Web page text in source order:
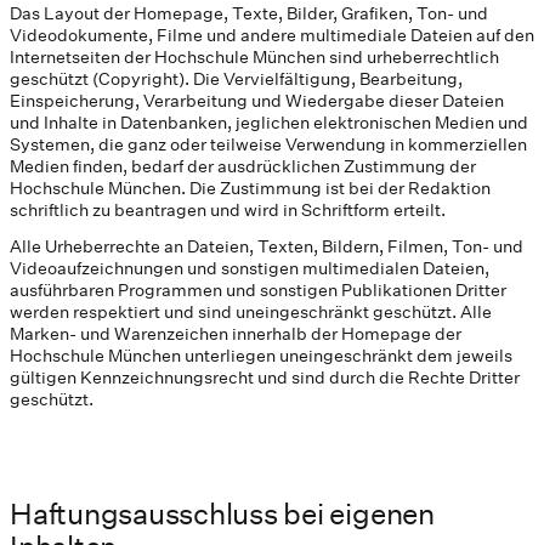
Das Layout der Homepage, Texte, Bilder, Grafiken, Ton- und
Videodokumente, Filme und andere multimediale Dateien auf den
Internetseiten der Hochschule München sind urheberrechtlich
geschützt (Copyright). Die Vervielfältigung, Bearbeitung,
Einspeicherung, Verarbeitung und Wiedergabe dieser Dateien
und Inhalte in Datenbanken, jeglichen elektronischen Medien und
Systemen, die ganz oder teilweise Verwendung in kommerziellen
Medien finden, bedarf der ausdrücklichen Zustimmung der
Hochschule München. Die Zustimmung ist bei der Redaktion
schriftlich zu beantragen und wird in Schriftform erteilt.
Alle Urheberrechte an Dateien, Texten, Bildern, Filmen, Ton- und
Videoaufzeichnungen und sonstigen multimedialen Dateien,
ausführbaren Programmen und sonstigen Publikationen Dritter
werden respektiert und sind uneingeschränkt geschützt. Alle
Marken- und Warenzeichen innerhalb der Homepage der
Hochschule München unterliegen uneingeschränkt dem jeweils
gültigen Kennzeichnungsrecht und sind durch die Rechte Dritter
geschützt.
Haftungsausschluss bei eigenen